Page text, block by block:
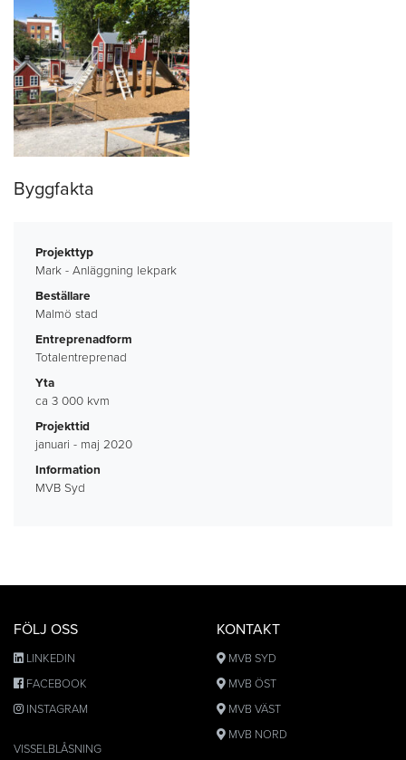
Byggfakta
Projekttyp
Mark - Anläggning lekpark
Beställare
Malmö stad
Entreprenadform
Totalentreprenad
Yta
ca 3 000 kvm
Projekttid
januari - maj 2020
Information
MVB Syd
FÖLJ OSS
LINKEDIN
FACEBOOK
INSTAGRAM
VISSELBLÅSNING
KONTAKT
MVB SYD
MVB ÖST
MVB VÄST
MVB NORD